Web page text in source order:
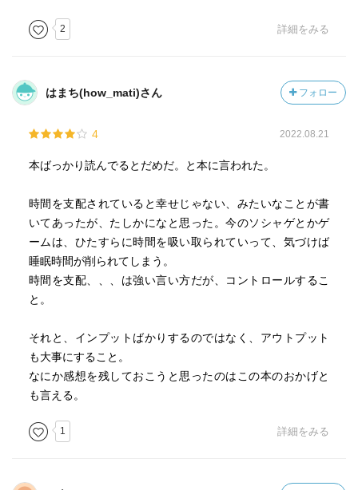
世間が何と言おうと、自分で考え、選んだ道をゆく。(48頁)
●基本は独学(74頁)
に「学びたい」という気持ちがなければ、何を教えても伝
わらない。
本を読みなさいとあれこれ指導しなくても、面白い本に出
合えば、ひとりでに読むようになる。
☆関連図書(既読)
「坊ちゃん」夏目漱石著、新潮文庫、1950.01.31
「唯脳論」養老孟司著、青土社、1989.09.25
「解剖学教室へようこそ」養老孟司著、筑摩書房、
1993.06.25
「虫眼とアニ眼」養老孟司・宮崎駿著、徳間書店、
2002.07.31
「バカの壁」養老孟司著、新潮新書、2003.04.10
2011.06.25
(2018年9月11日・記)
学校では教えない、生きる上で大切なこと
2 詳細をみる
はまち(how_mati)さん フォロー
4 2022.08.21
本ばっかり読んでるとだめだ。と本に言われた。
時間を支配されていると幸せじゃない、みたいなことが書
いてあったが、たしかになと思った。今のソシャゲとかゲ
ームは、ひたすらに時間を吸い取られていって、気づけば
睡眠時間が削られてしまう。
時間を支配、、、は強い言い方だが、コントロールするこ
と。
それと、インプットばかりするのではなく、アウトプット
も大事にすること。
なにか感想を残しておこうと思ったのはこの本のおかげと
も言える。
1 詳細をみる